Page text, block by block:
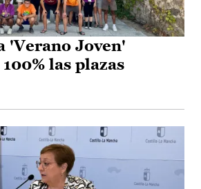
'Verano Joven'
las plazas